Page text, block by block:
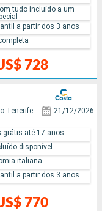
728
tudo incluído a um
a partir dos 3 anos
Tenerife 21/12/2026
770
grátis até 17 anos
disponível
italiana
a partir dos 3 anos